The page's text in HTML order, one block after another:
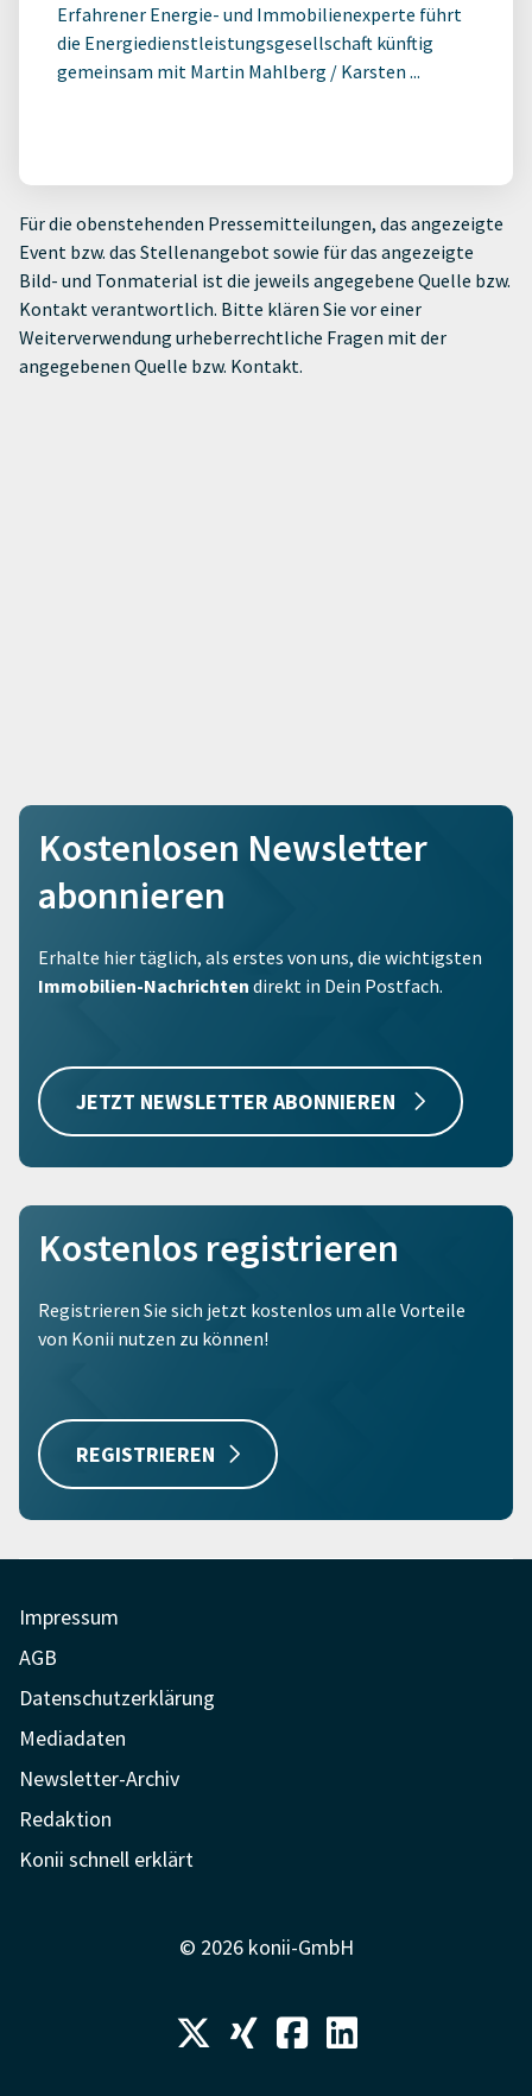
Erfahrener Energie- und Immobilienexperte führt
die Energiedienstleistungsgesellschaft künftig
gemeinsam mit Martin Mahlberg / Karsten ...
Für die obenstehenden Pressemitteilungen, das angezeigte
Event bzw. das Stellenangebot sowie für das angezeigte
Bild- und Tonmaterial ist die jeweils angegebene Quelle bzw.
Kontakt verantwortlich. Bitte klären Sie vor einer
Weiterverwendung urheberrechtliche Fragen mit der
angegebenen Quelle bzw. Kontakt.
Kostenlosen Newsletter
abonnieren
Erhalte hier täglich, als erstes von uns, die wichtigsten
Immobilien-Nachrichten direkt in Dein Postfach.
JETZT NEWSLETTER ABONNIEREN
Kostenlos registrieren
Registrieren Sie sich jetzt kostenlos um alle Vorteile
von Konii nutzen zu können!
REGISTRIEREN
Impressum
AGB
Datenschutzerklärung
Mediadaten
Newsletter-Archiv
Redaktion
Konii schnell erklärt
© 2026 konii-GmbH